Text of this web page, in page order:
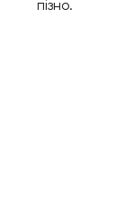
пізно.